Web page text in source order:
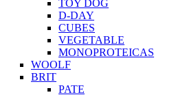
TOY DOG
D-DAY
CUBES
VEGETABLE
MONOPROTEICAS
WOOLF
BRIT
PATE